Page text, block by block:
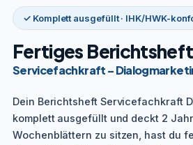
✓ Komplett ausgefüllt · IHK/HWK-
Fertiges Berichtsheft
Servicefachkraft –
Dein Berichtsheft Servicefachkraft
komplett ausgefüllt und deckt 2
Wochenblättern zu sitzen, hast du